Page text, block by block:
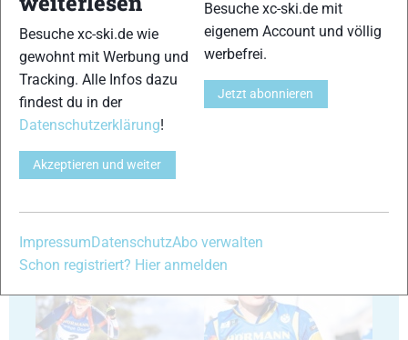
23 24
Besuche xc-ski.de wie
gewohnt mit Werbung und
Tracking. Alle Infos dazu
findest du in der
Datenschutzerklärung!
Akzeptieren und weiter
Besuche xc-ski.de mit
eigenem Account und völlig
werbefrei.
Jetzt abonnieren
ImpressumDatenschutzAbo verwalten
Schon registriert? Hier anmelden